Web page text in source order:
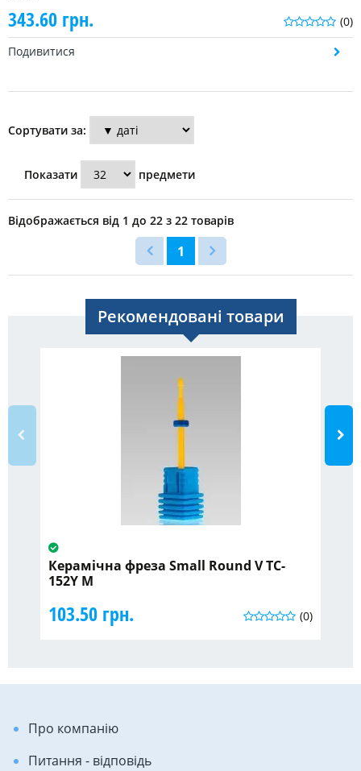
(0)
343.60 грн.
Подивитися
Сортувати за:
Показати предмети
Відображається від 1 до 22 з 22 товарів
1
Рекомендовані товари
Керамічна фреза Small Round V TC-
152Y M
(0)
103.50 грн.
Про компанію
Питання - відповідь